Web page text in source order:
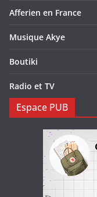
Afferien en France
Musique Akye
Boutiki
Radio et TV
Espace PUB